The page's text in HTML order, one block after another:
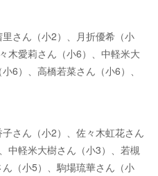
さん（小2）、月折優希（小
木愛莉さん（小6）、中軽米大
6）、高橋若菜さん（小6）、
さん（小2）、佐々木虹花さん
中軽米大樹さん（小3）、若槻
（小5）、駒場琉華さん（小